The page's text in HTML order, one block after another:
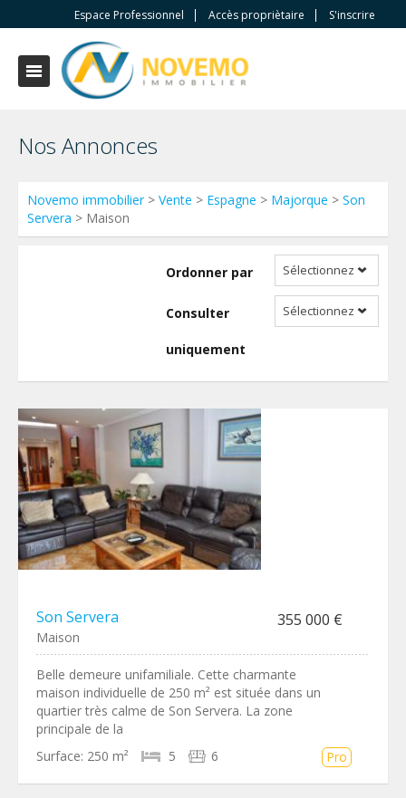
Espace Professionnel Accès propriètaire S'inscrire
Nos Annonces
Novemo immobilier> Vente > Espagne > Majorque > Son
Servera > Maison
Ordonner par Sélectionnez
Consulter
uniquement
Sélectionnez
Son Servera 355 000 €
Maison
Belle demeure unifamiliale. Cette charmante
maison individuelle de 250 m² est située dans un
quartier très calme de Son Servera. La zone
principale de la
Surface: 250 m² 5 6 Pro